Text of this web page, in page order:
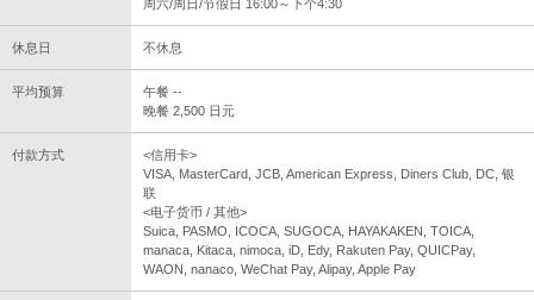
周六/周日/节假日 16:00～下个4:30
休息日 不休息
平均预算
午餐 --
晚餐 2,500 日元
付款方式
<信用卡>
VISA, MasterCard, JCB, American Express, Diners Club, DC, 银
联
<电子货币 / 其他>
Suica, PASMO, ICOCA, SUGOCA, HAYAKAKEN, TOICA,
manaca, Kitaca, nimoca, iD, Edy, Rakuten Pay, QUICPay,
WAON, nanaco, WeChat Pay, Alipay, Apple Pay